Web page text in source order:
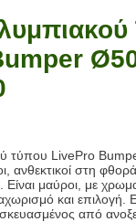
τύπου LivePro Bumper
ανθεκτικοί στη
μαύροι, με
και επιλογή.
από